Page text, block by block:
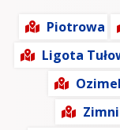
Piotrowa
Ligota